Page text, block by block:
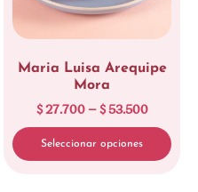
Maria Luisa Arequipe
Mora
$27.700 – $53.500
Seleccionar opciones